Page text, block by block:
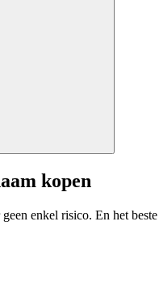
kopen
enkel risico. En het